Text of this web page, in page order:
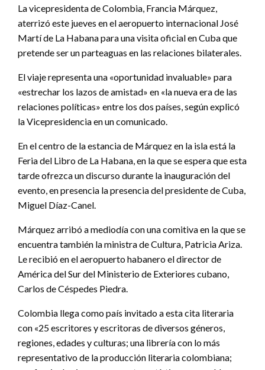
La vicepresidenta de Colombia, Francia Márquez,
aterrizó este jueves en el aeropuerto internacional José
Martí de La Habana para una visita oficial en Cuba que
pretende ser un parteaguas en las relaciones bilaterales.
El viaje representa una «oportunidad invaluable» para
«estrechar los lazos de amistad» en «la nueva era de las
relaciones políticas» entre los dos países, según explicó
la Vicepresidencia en un comunicado.
En el centro de la estancia de Márquez en la isla está la
Feria del Libro de La Habana, en la que se espera que esta
tarde ofrezca un discurso durante la inauguración del
evento, en presencia la presencia del presidente de Cuba,
Miguel Díaz-Canel.
Márquez arribó a mediodía con una comitiva en la que se
encuentra también la ministra de Cultura, Patricia Ariza.
Le recibió en el aeropuerto habanero el director de
América del Sur del Ministerio de Exteriores cubano,
Carlos de Céspedes Piedra.
Colombia llega como país invitado a esta cita literaria
con «25 escritores y escritoras de diversos géneros,
regiones, edades y culturas; una librería con lo más
representativo de la producción literaria colombiana;